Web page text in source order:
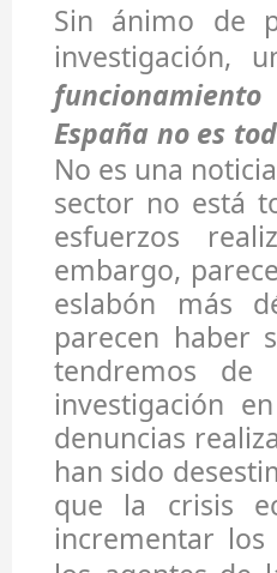
Sin ánimo de
investigación,
España no es
No es una
sector no está
esfuerzos
embargo,
eslabón más
parecen haber
tendremos de
investigación
denuncias
han sido
que la crisis
incrementar